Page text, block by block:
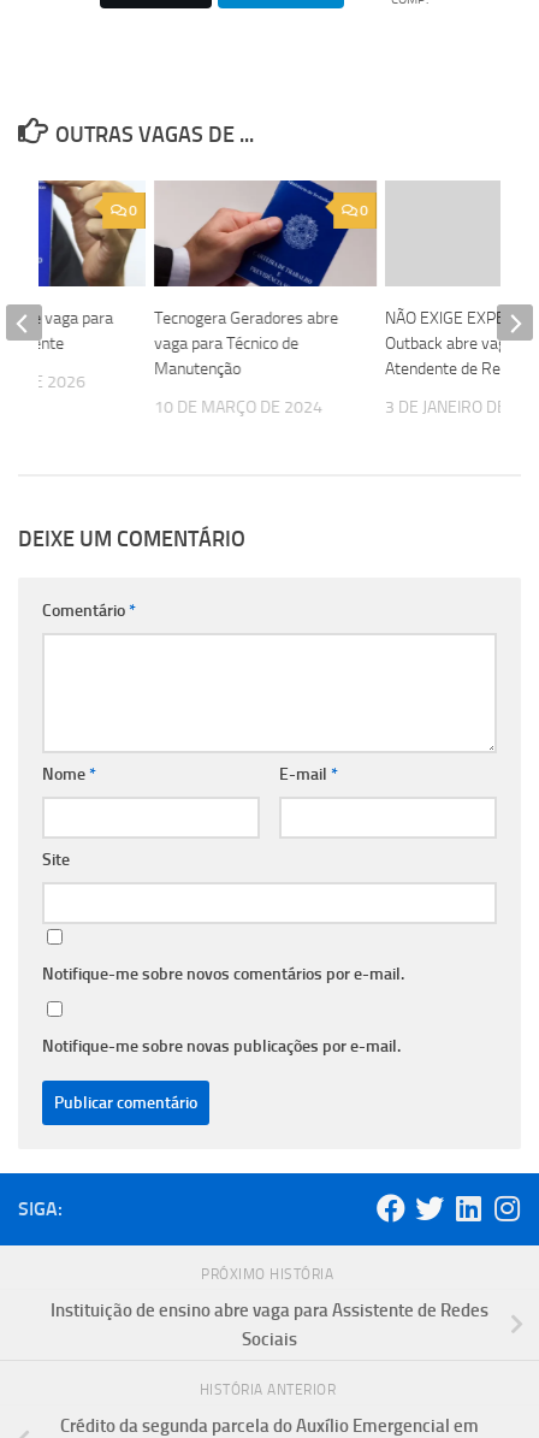
OUTRAS VAGAS DE ...
0
Tecnogera Geradores abre
vaga para Técnico de
Manutenção
10 DE MARÇO DE 2024
NÃO EXIGE
Outback abre vaga
Atendente de
3 DE JANEIRO DE
0
abre vaga para
Gente
DE 2026
DEIXE UM COMENTÁRIO
Comentário*
Nome* E-mail *
Site
Notifique-me sobre novos comentários por e-mail.
Notifique-me sobre novas publicações por e-mail.
SIGA:
PRÓXIMO HISTÓRIA
Instituição de ensino abre vaga para Assistente de Redes
Sociais
HISTÓRIA ANTERIOR
Crédito da segunda parcela do Auxílio Emergencial em